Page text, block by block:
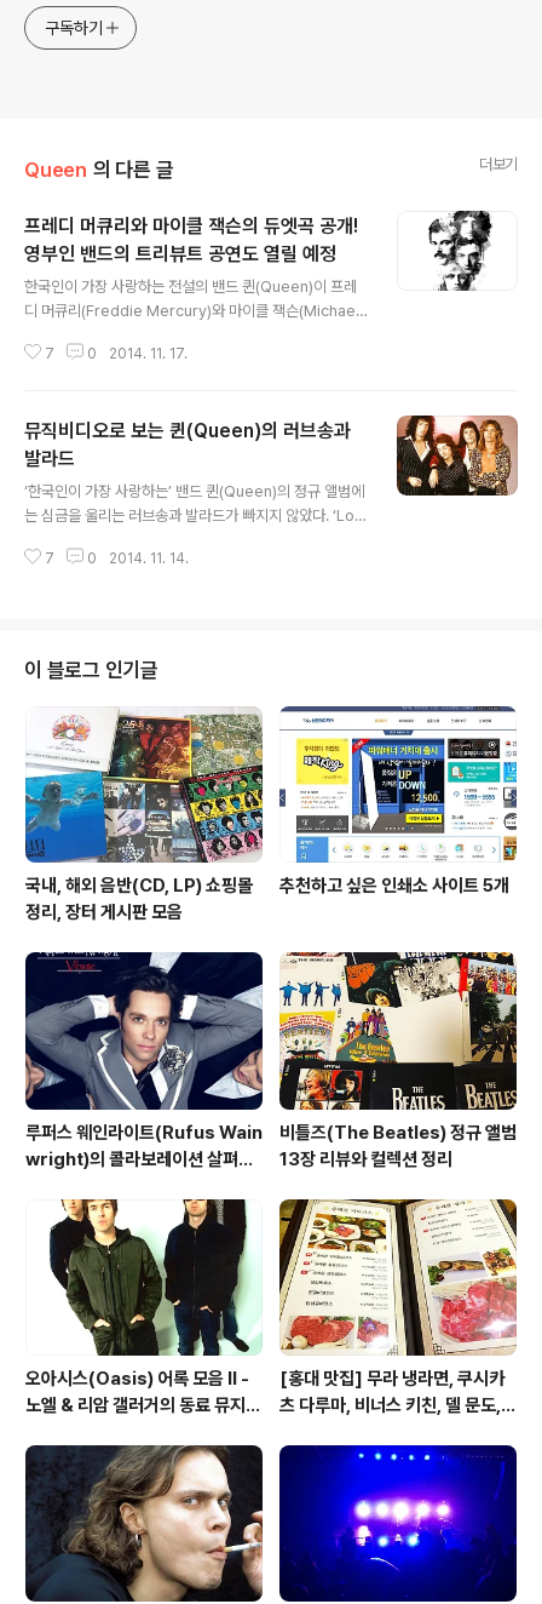
구독하기
Queen 의 다른 글 더보기
프레디 머큐리와 마이클 잭슨의 듀엣곡 공개!
영부인 밴드의 트리뷰트 공연도 열릴 예정
한국인이 가장 사랑하는 전설의 밴드 퀸(Queen)이 프레
디 머큐리(Freddie Mercury)와 마이클 잭슨(Michael
버(Queen Forever)’를 발표했다. 브라이언 메이(Brian
eaven)’ 이후 처음으로 프레디 머큐리가 노래한 미발표곡
을 수록했다. ▲ 퀸의 발라드 컬렉션 '퀸포에버' ⓒ 유니버
설 뮤직 20곡을 수록한 스탠더드 에디션, 2CD에 36곡을
수록한 딜럭스 에디션을 함께 출시한 앨범은 퀸의 아름다
(Let Me In Your ..
7 0 2014. 11. 17.
뮤직비디오로 보는 퀸(Queen)의 러브송과
발라드
‘한국인이 가장 사랑하는’ 밴드 퀸(Queen)의 정규 앨범에
는 심금을 울리는 러브송과 발라드가 빠지지 않았다. ‘Lov
Thing Called Love’ 등은 한국에서도 많이 알려진 퀸의
레디의 열창이 돋보이는 파워 발라드 ‘Spread Your Win
gs’, 스티브 그레고리(Steve Gregory)의 색소폰과 스트
링 오케스트라가 가미된 ‘One Year Of Love’ 등 상대적
으로 덜 알려진 발라드도..
7 0 2014. 11. 14.
이 블로그 인기글
국내, 해외 음반(CD, LP) 쇼핑몰
정리, 장터 게시판 모음
추천하고 싶은 인쇄소 사이트 5개
루퍼스 웨인라이트(Rufus Wain
wright)의 콜라보레이션 살펴보
비틀즈(The Beatles) 정규 앨범
13장 리뷰와 컬렉션 정리
오아시스(Oasis) 어록 모음 II -
노엘 & 리암 갤러거의 동료 뮤지션
[홍대 맛집] 무라 냉라면, 쿠시카
츠 다루마, 비너스 키친, 델 문도,